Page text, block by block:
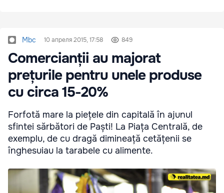
Mbc 10 апреля 2015, 17:58 849
Comercianții au majorat
prețurile pentru unele produse
cu circa 15-20%
Forfotă mare la piețele din capitală în ajunul
sfintei sărbători de Paști! La Piața Centrală, de
exemplu, de cu dragă dimineață cetățenii se
înghesuiau la tarabele cu alimente.